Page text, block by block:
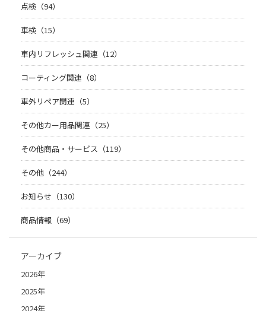
点検（94）
車検（15）
車内リフレッシュ関連（12）
コーティング関連（8）
車外リペア関連（5）
その他カー用品関連（25）
その他商品・サービス（119）
その他（244）
お知らせ（130）
商品情報（69）
アーカイブ
2026年
2025年
2024年